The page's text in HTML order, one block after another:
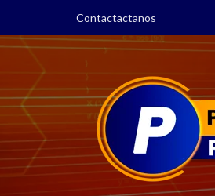
contenido
Contactactanos